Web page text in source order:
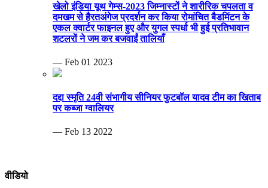
खेलो इंडिया यूथ गेम्स-2023 जिम्नास्टों ने शारीरिक चपलता व
दमखम से हैरतअंगेज प्रदर्शन कर किया रोमांचित बैडमिंटन के
एकल क्वार्टर फाइनल हुए और युगल स्पर्धा भी हुई प्रतिभावान
शटलरों ने जम कर बजवाईं तालियाँ
— Feb 01 2023
दद्दा स्मृति 24वी संभागीय सीनियर फुटबॉल यादव टीम का खिताब
पर कब्जा ग्वालियर
— Feb 13 2022
वीडियो